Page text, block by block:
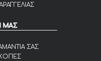
ΜΑΣ
ΣΑΣ